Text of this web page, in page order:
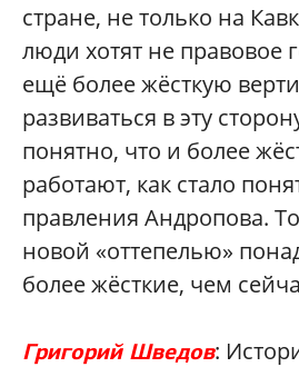
стране, не только на
люди хотят не правовое
ещё более жёсткую
развиваться в эту
понятно, что и более
работают, как стало
правления Андропова.
новой «оттепелью»
более жёсткие, чем
Григорий Шведов: